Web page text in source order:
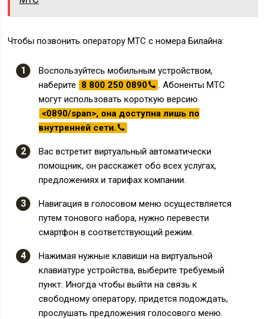
Чтобы позвонить оператору МТС с номера Билайна:
Воспользуйтесь мобильным устройством,
наберите
8 800 250 0890
. Абоненты МТС
могут использовать короткую версию
<0890/span>, она доступна лишь по
внутренней сети.
Вас встретит виртуальный автоматически
помощник, он расскажет обо всех услугах,
предложениях и тарифах компании.
Навигация в голосовом меню осуществляется
путем тонового набора, нужно перевести
смартфон в соответствующий режим.
Нажимая нужные клавиши на виртуальной
клавиатуре устройства, выберите требуемый
пункт. Иногда чтобы выйти на связь к
свободному оператору, придется подождать,
прослушать предложения голосового меню.